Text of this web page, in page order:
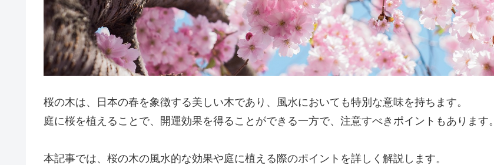
桜の木は、日本の春を象徴する美しい木であり、風水においても特別な意味を持ちます。
庭に桜を植えることで、開運効果を得ることができる一方で、注意すべきポイントもあります。
本記事では、桜の木の風水的な効果や庭に植える際のポイントを詳しく解説します。